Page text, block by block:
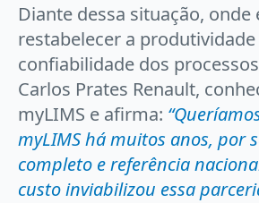
Diante dessa situação, onde
restabelecer a produtividade
confiabilidade dos
Carlos Prates Renault,
myLIMS e afirma:
myLIMS há muitos anos, por
completo e referência
custo inviabilizou essa